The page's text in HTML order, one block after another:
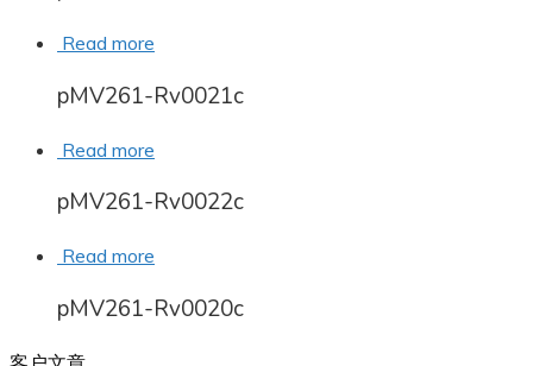
Read more
pMV261-Rv0021c
Read more
pMV261-Rv0022c
Read more
pMV261-Rv0020c